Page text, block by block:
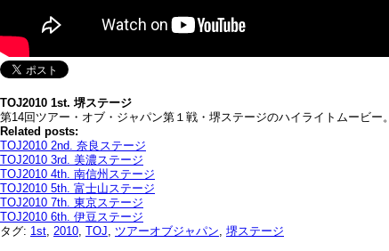
TOJ2010 1st. 堺ステージ
第14回ツアー・オブ・ジャパン第１戦・堺ステージのハイライトムービー。
Related posts:
TOJ2010 2nd. 奈良ステージ
TOJ2010 3rd. 美濃ステージ
TOJ2010 4th. 南信州ステージ
TOJ2010 5th. 富士山ステージ
TOJ2010 7th. 東京ステージ
TOJ2010 6th. 伊豆ステージ
タグ: 1st 2010 TOJ ツアーオブジャパン 堺ステージ